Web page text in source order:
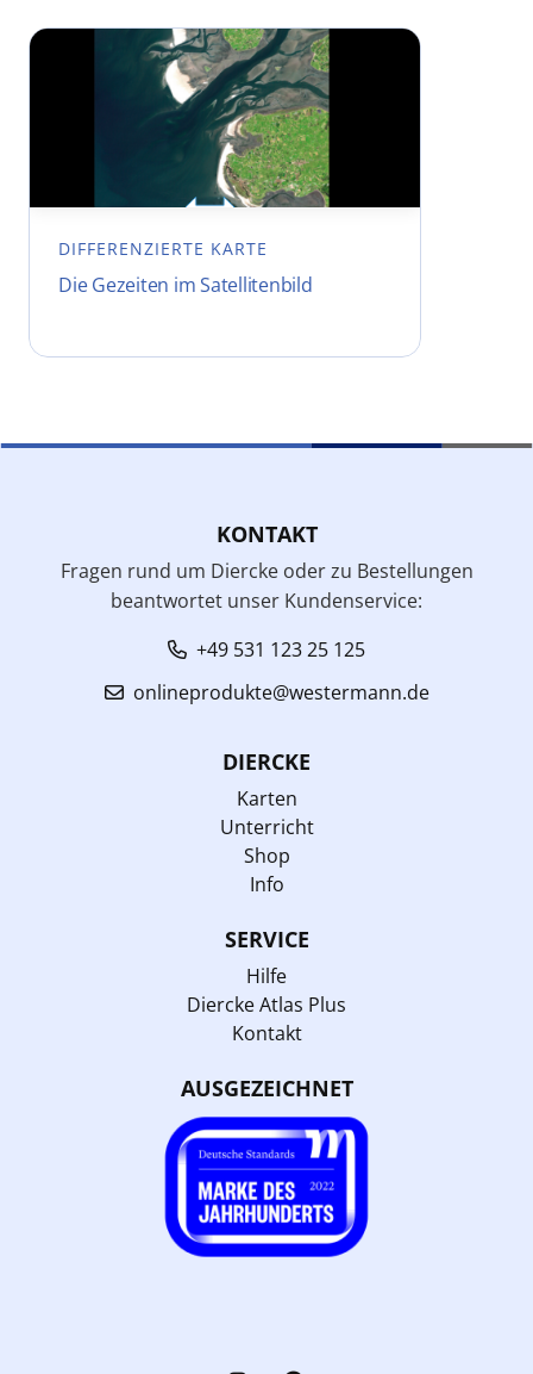
DIFFERENZIERTE KARTE
Die Gezeiten im Satellitenbild
KONTAKT
Fragen rund um Diercke oder zu Bestellungen
beantwortet unser Kundenservice:
+49 531 123 25 125
onlineprodukte@westermann.de
DIERCKE
Karten
Unterricht
Shop
Info
SERVICE
Hilfe
Diercke Atlas Plus
Kontakt
AUSGEZEICHNET